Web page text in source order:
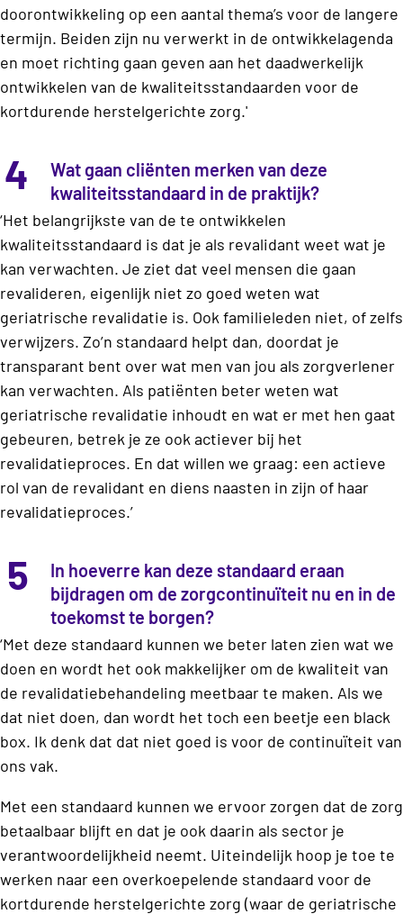
doorontwikkeling op een aantal thema’s voor de langere
termijn. Beiden zijn nu verwerkt in de ontwikkelagenda
en moet richting gaan geven aan het daadwerkelijk
ontwikkelen van de kwaliteitsstandaarden voor de
kortdurende herstelgerichte zorg.'
4
Wat gaan cliënten merken van deze
kwaliteitsstandaard in de praktijk?
‘Het belangrijkste van de te ontwikkelen
kwaliteitsstandaard is dat je als revalidant weet wat je
kan verwachten. Je ziet dat veel mensen die gaan
revalideren, eigenlijk niet zo goed weten wat
geriatrische revalidatie is. Ook familieleden niet, of zelfs
verwijzers. Zo’n standaard helpt dan, doordat je
transparant bent over wat men van jou als zorgverlener
kan verwachten. Als patiënten beter weten wat
geriatrische revalidatie inhoudt en wat er met hen gaat
gebeuren, betrek je ze ook actiever bij het
revalidatieproces. En dat willen we graag: een actieve
rol van de revalidant en diens naasten in zijn of haar
revalidatieproces.’
5
In hoeverre kan deze standaard eraan
bijdragen om de zorgcontinuïteit nu en in de
toekomst te borgen?
‘Met deze standaard kunnen we beter laten zien wat we
doen en wordt het ook makkelijker om de kwaliteit van
de revalidatiebehandeling meetbaar te maken. Als we
dat niet doen, dan wordt het toch een beetje een black
box. Ik denk dat dat niet goed is voor de continuïteit van
ons vak.
Met een standaard kunnen we ervoor zorgen dat de zorg
betaalbaar blijft en dat je ook daarin als sector je
verantwoordelijkheid neemt. Uiteindelijk hoop je toe te
werken naar een overkoepelende standaard voor de
kortdurende herstelgerichte zorg (waar de geriatrische